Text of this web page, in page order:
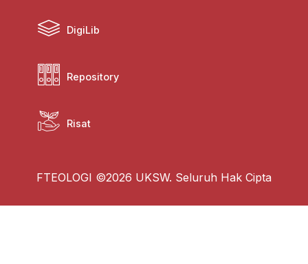
DigiLib
Repository
Risat
FTEOLOGI ©2026 UKSW. Seluruh Hak Cipta